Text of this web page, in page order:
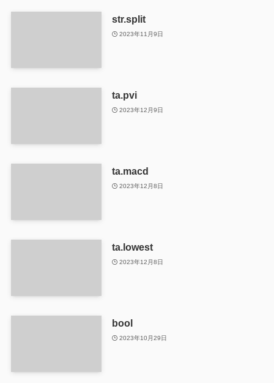
str.split
2023年11月9日
ta.pvi
2023年12月9日
ta.macd
2023年12月8日
ta.lowest
2023年12月8日
bool
2023年10月29日